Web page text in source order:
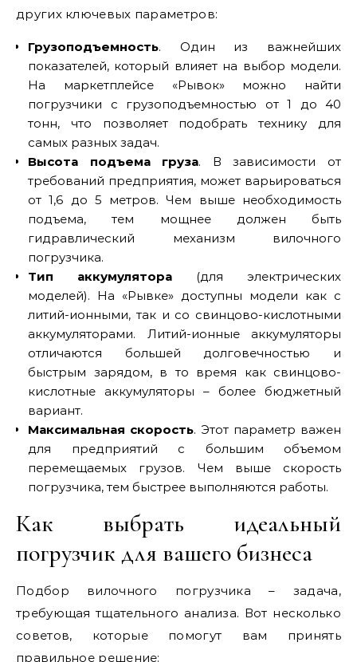
других ключевых параметров:
Грузоподъемность. Один из важнейших
показателей, который влияет на выбор модели.
На маркетплейсе «Рывок» можно найти
погрузчики с грузоподъемностью от 1 до 40
тонн, что позволяет подобрать технику для
самых разных задач.
Высота подъема груза. В зависимости от
требований предприятия, может варьироваться
от 1,6 до 5 метров. Чем выше необходимость
подъема, тем мощнее должен быть
гидравлический механизм вилочного
погрузчика.
Тип аккумулятора (для электрических
моделей). На «Рывке» доступны модели как с
литий-ионными, так и со свинцово-кислотными
аккумуляторами. Литий-ионные аккумуляторы
отличаются большей долговечностью и
быстрым зарядом, в то время как свинцово-
кислотные аккумуляторы – более бюджетный
вариант.
Максимальная скорость. Этот параметр важен
для предприятий с большим объемом
перемещаемых грузов. Чем выше скорость
погрузчика, тем быстрее выполняются работы.
Как выбрать идеальный
погрузчик для вашего бизнеса
Подбор вилочного погрузчика – задача,
требующая тщательного анализа. Вот несколько
советов, которые помогут вам принять
правильное решение: